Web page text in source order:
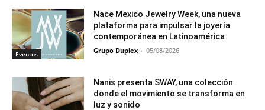
Eventos
Nace Mexico Jewelry Week, una nueva
plataforma para impulsar la joyería
contemporánea en Latinoamérica
Grupo Duplex - 05/08/2026
Nanis presenta SWAY, una colección
donde el movimiento se transforma en
luz y sonido